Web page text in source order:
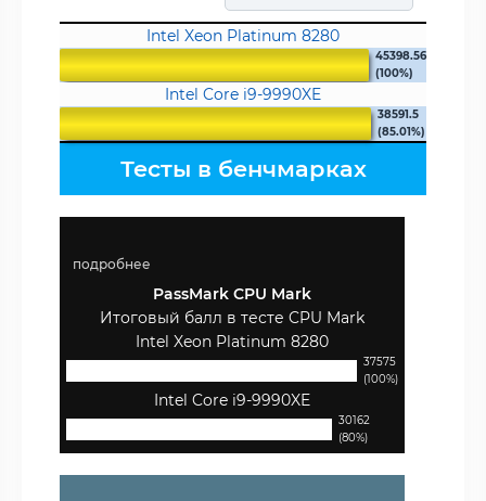
Intel Xeon Platinum 8280
45398.56
(100%)
Intel Core i9-9990XE
38591.5
(85.01%)
Тесты в бенчмарках
подробнее
PassMark CPU Mark
Итоговый балл в тесте CPU Mark
Intel Xeon Platinum 8280
37575
(100%)
Intel Core i9-9990XE
30162
(80%)